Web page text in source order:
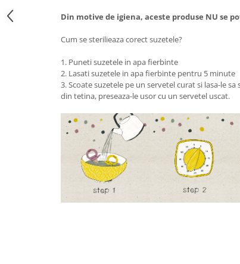
Din motive de igiena, aceste produse NU se
Cum se sterilieaza corect suzetele?
1. Puneti suzetele in apa fierbinte
2. Lasati suzetele in apa fierbinte pentru 5 minute
3. Scoate suzetele pe un servetel curat si lasa-le
din tetina, preseaza-le usor cu un servetel uscat.